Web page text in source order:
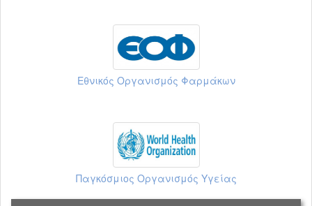
Εθνικός Οργανισμός Φαρμάκων
Παγκόσμιος Οργανισμός Υγείας